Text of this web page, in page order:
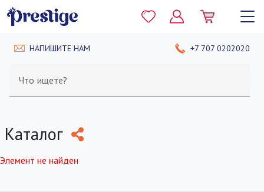
НАПИШИТЕ НАМ +7 707 0202020
Что ищете?
Каталог
Элемент не найден